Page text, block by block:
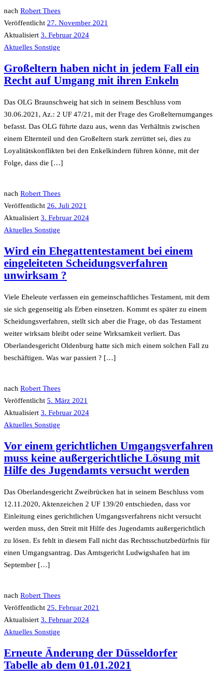
nach Robert Thees
Veröffentlicht 27. November 2021
Aktualisiert 3. Februar 2024
Aktuelles Sonstige
Großeltern haben nicht in jedem Fall ein
Recht auf Umgang mit ihren Enkeln
Das OLG Braunschweig hat sich in seinem Beschluss vom
30.06.2021, Az.: 2 UF 47/21, mit der Frage des Großelternumganges
befasst. Das OLG führte dazu aus, wenn das Verhältnis zwischen
einem Elternteil und den Großeltern stark zerrüttet sei, dies zu
Loyalitätskonflikten bei den Enkelkindern führen könne, mit der
Folge, dass die […]
nach Robert Thees
Veröffentlicht 26. Juli 2021
Aktualisiert 3. Februar 2024
Aktuelles Sonstige
Wird ein Ehegattentestament bei einem
eingeleiteten Scheidungsverfahren
unwirksam ?
Viele Eheleute verfassen ein gemeinschaftliches Testament, mit dem
sie sich gegenseitig als Erben einsetzen. Kommt es später zu einem
Scheidungsverfahren, stellt sich aber die Frage, ob das Testament
weiter wirksam bleibt oder seine Wirksamkeit verliert. Das
Oberlandesgericht Oldenburg hatte sich mich einem solchen Fall zu
beschäftigen. Was war passiert ? […]
nach Robert Thees
Veröffentlicht 5. März 2021
Aktualisiert 3. Februar 2024
Aktuelles Sonstige
Vor einem gerichtlichen Umgangsverfahren
muss keine außergerichtliche Lösung mit
Hilfe des Jugendamts versucht werden
Das Oberlandesgericht Zweibrücken hat in seinem Beschluss vom
12.11.2020, Aktenzeichen 2 UF 139/20 entschieden, dass vor
Einleitung eines gerichtlichen Umgangsverfahrens nicht versucht
werden muss, den Streit mit Hilfe des Jugendamts außergerichtlich
zu lösen. Es fehlt in diesem Fall nicht das Rechtsschutzbedürfnis für
einen Umgangsantrag. Das Amtsgericht Ludwigshafen hat im
September […]
nach Robert Thees
Veröffentlicht 25. Februar 2021
Aktualisiert 3. Februar 2024
Aktuelles Sonstige
Erneute Änderung der Düsseldorfer
Tabelle ab dem 01.01.2021